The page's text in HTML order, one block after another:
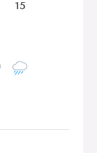
15